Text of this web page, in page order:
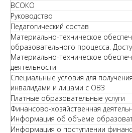
ВСОКО
Руководство
Педагогический состав
Материально-техническое
образовательного процесса.
Материально-техническое
деятельности
Специальные условия для
инвалидами и лицами с ОВЗ
Платные образовательные услуги
Финансово-хозяйственная
Информация об объеме
Информация о поступлении